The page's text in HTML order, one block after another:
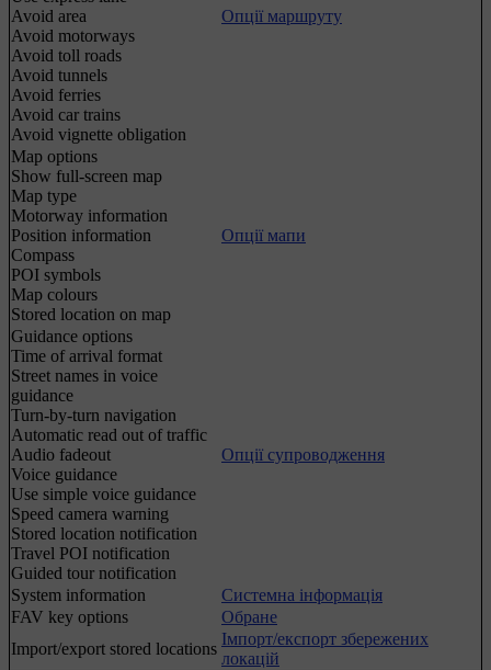
Avoid area
Avoid motorways
Avoid toll roads
Avoid tunnels
Avoid ferries
Avoid car trains
Avoid vignette obligation
Опції маршруту
Map options
Show full-screen map
Map type
Motorway information
Position information
Compass
POI symbols
Map colours
Stored location on map
Опції мапи
Guidance options
Time of arrival format
Street names in voice
guidance
Turn-by-turn navigation
Automatic read out of traffic
Audio fadeout
Voice guidance
Use simple voice guidance
Speed camera warning
Stored location notification
Travel POI notification
Guided tour notification
Опції супроводження
System information
Системна інформація
FAV key options
Обране
Import/export stored locations
Імпорт/експорт збережених
локацій